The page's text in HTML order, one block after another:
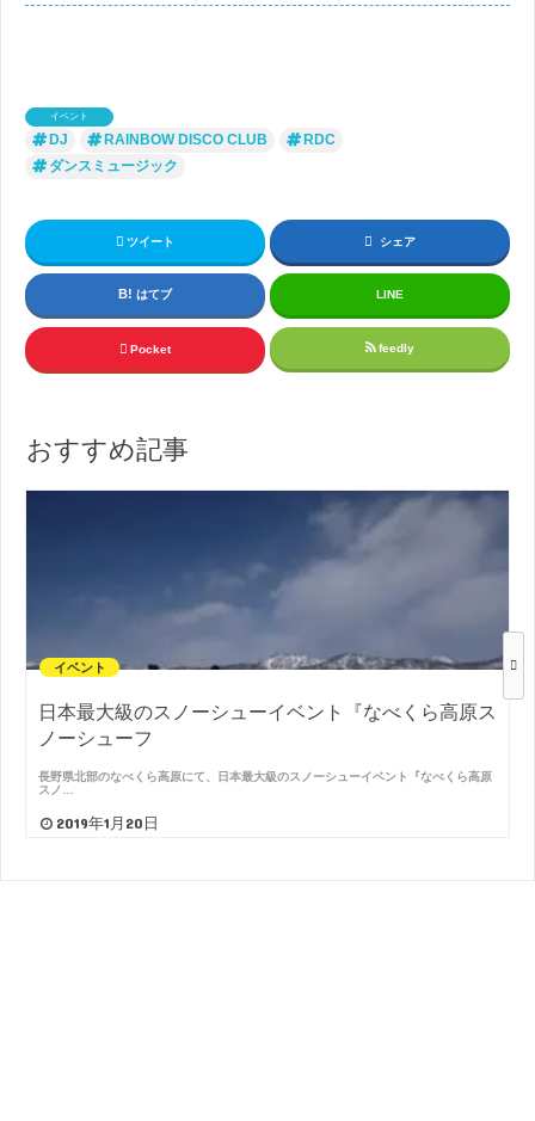
イベント
DJ RAINBOW DISCO CLUB
RDC
ダンスミュージック
ツイート シェア
はてブ LINE
Pocket feedly
おすすめ記事
イベント
日本最大級のスノーシューイベント『なべくら高原ス
ノーシューフ
長野県北部のなべくら高原にて、日本最大級のスノーシューイベント『なべくら高原
スノ…
2019年1月20日